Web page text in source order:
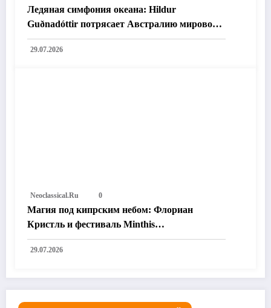
Ледяная симфония океана: Hildur
Guðnadóttir потрясает Австралию мировой
премьерой «Time and the Water»
29.07.2026
Neoclassical.ru 0
Магия под кипрским небом: Флориан
Кристль и фестиваль Minthis
переопределяют границы неоклассики
29.07.2026